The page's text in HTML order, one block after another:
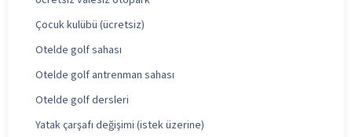
Çocuk kulübü (ücretsiz)
Otelde golf sahası
Otelde golf antrenman sahası
Otelde golf dersleri
Yatak çarşafı değişimi (istek üzerine)